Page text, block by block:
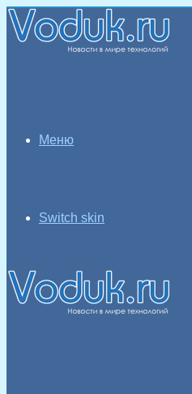
Меню
Switch skin